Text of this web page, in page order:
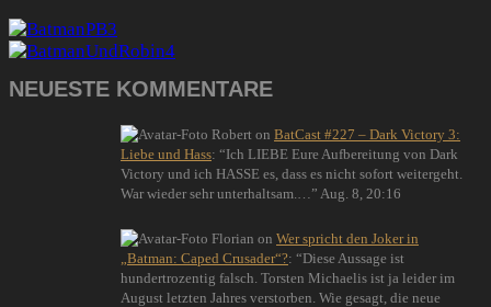
NEUESTE KOMMENTARE
Robert on BatCast #227 – Dark Victory 3:
Liebe und Hass: “Ich LIEBE Eure Aufbereitung von Dark
Victory und ich HASSE es, dass es nicht sofort weitergeht.
War wieder sehr unterhaltsam.… ” Aug. 8, 20:16
Florian on Wer spricht den Joker in
„Batman: Caped Crusader“?: “Diese Aussage ist
hundertrozentig falsch. Torsten Michaelis ist ja leider im
August letzten Jahres verstorben. Wie gesagt, die neue